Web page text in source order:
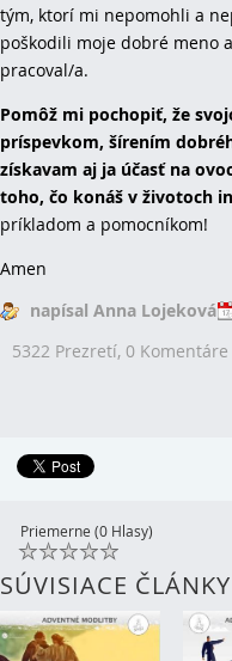
tým, ktorí mi nepomohli a
poškodili moje dobré meno
pracoval/a.
Pomôž mi pochopiť, že
príspevkom, šírením
získavam aj ja účasť na
toho, čo konáš v životoch
príkladom a pomocníkom!
Amen
napísal Anna Lojeková
5322 Prezretí, 0 Komentáre
Priemerne (0 Hlasy)
SÚVISIACE ČLÁNKY